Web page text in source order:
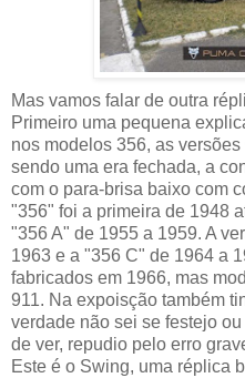
Mas vamos falar de outra
Primeiro uma pequena
nos modelos 356, as
sendo uma era fechada, a
com o para-brisa baixo com
"356" foi a primeira de 1948
"356 A" de 1955 a 1959. A
1963 e a "356 C" de 1964 a
fabricados em 1966, mas
911. Na expoisção também
verdade não sei se festejo
de ver, repudio pelo erro
Este é o Swing, uma réplica